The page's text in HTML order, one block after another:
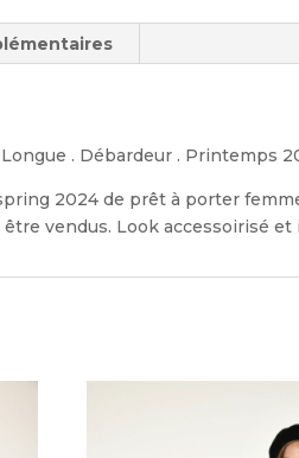
. Débardeur . Printemps
2024 de prêt à porter
vendus. Look accessoirisé et